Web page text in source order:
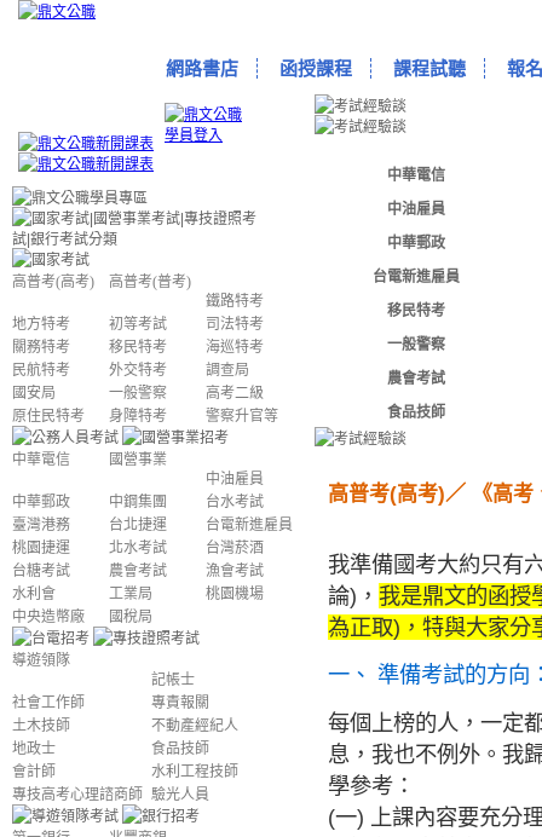
網路書店 函授課程 課程試聽 報
高普考(高考)
高普考(普考)
鐵路特考
地方特考
初等考試
司法特考
關務特考
移民特考
海巡特考
民航特考
外交特考
調查局
國安局
一般警察
高考二級
原住民特考
身障特考 警察升官等
中華電信
國營事業
中油雇員
中華郵政
中鋼集團
台水考試
臺灣港務
台北捷運
台電新進雇員
桃園捷運
北水考試
台灣菸酒
台糖考試
農會考試
漁會考試
水利會
工業局
桃園機場
中央造幣廠
國稅局
導遊領隊
記帳士
社會工作師
專責報關
土木技師
不動產經紀人
地政士
食品技師
會計師
水利工程技師
專技高考心理諮商師 驗光人員
中華電信
中油雇員
中華郵政
台電新進雇員
移民特考
一般警察
農會考試
食品技師
高普考(高考)／ 《高考
我準備國考大約只有
論)， 我是鼎文的函授
為正取)，特與大家分
一、 準備考試的方向
每個上榜的人，一定
息，我也不例外。我
學參考：
(一) 上課內容要充分